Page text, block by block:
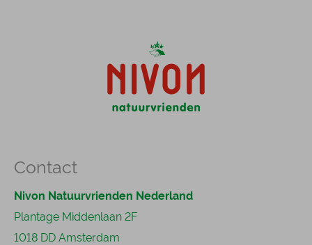
Contact
Nivon Natuurvrienden Nederland
Plantage Middenlaan 2F
1018 DD Amsterdam